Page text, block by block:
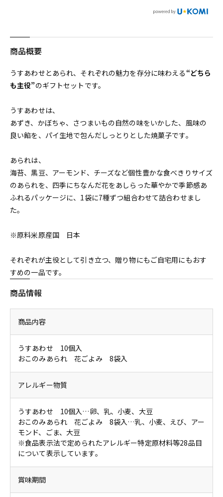
商品概要
うすあわせとあられ、それぞれの魅力を存分に味わえる “どちら
も主役”のギフトセットです。
うすあわせは、
あずき、かぼちゃ、さつまいもの自然の味をいかした、風味の
良い餡を、パイ生地で包んだしっとりとした焼菓子です。
あられは、
海苔、黒豆、アーモンド、チーズなど個性豊かな食べきりサイズ
のあられを、四季にちなんだ花をあしらった華やかで季節感あ
ふれるパッケージに、1袋に7種ずつ組合わせて詰合わせまし
た。
※原料米原産国 日本
それぞれが主役として引き立つ、贈り物にもご自宅用にもおす
すめの一品です。
商品情報
商品内容
うすあわせ 10個入
おこのみあられ 花ごよみ 8袋入
アレルギー物質
うすあわせ 10個入…卵、乳、小麦、大豆
おこのみあられ 花ごよみ 8袋入…乳、小麦、えび、アー
モンド、ごま、大豆
※食品表示法で定められたアレルギー特定原材料等28品目
について表示しています。
賞味期間